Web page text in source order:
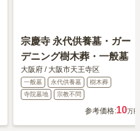
宗慶寺 永代供養墓・ガー
デニング樹木葬・一般墓
大阪府 / 大阪市天王寺区
一般墓 永代供養墓
樹木葬
寺院墓地
宗教不問
参考価格:10万円